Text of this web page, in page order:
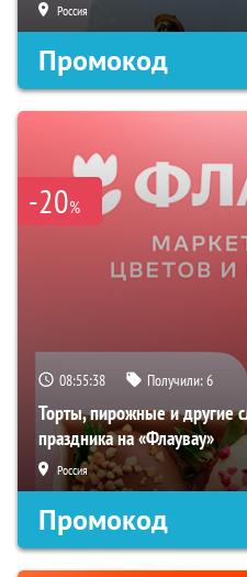
Россия
Промокод
-20%
08:55:37 Получили:6
Торты, пирожные и другие
праздника на «Флаувау»
Россия
Промокод